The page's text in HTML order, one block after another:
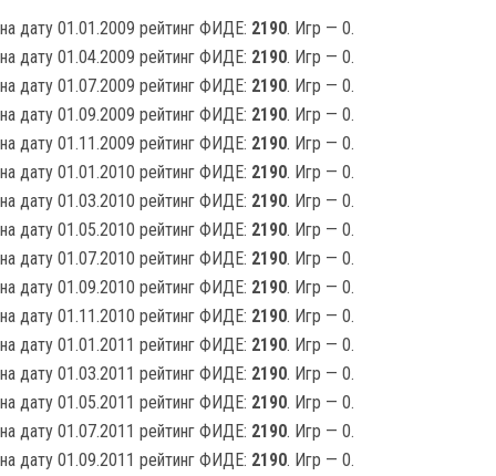
на дату 01.01.2009 рейтинг ФИДЕ: 2190. Игр — 0.
на дату 01.04.2009 рейтинг ФИДЕ: 2190. Игр — 0.
на дату 01.07.2009 рейтинг ФИДЕ: 2190. Игр — 0.
на дату 01.09.2009 рейтинг ФИДЕ: 2190. Игр — 0.
на дату 01.11.2009 рейтинг ФИДЕ: 2190. Игр — 0.
на дату 01.01.2010 рейтинг ФИДЕ: 2190. Игр — 0.
на дату 01.03.2010 рейтинг ФИДЕ: 2190. Игр — 0.
на дату 01.05.2010 рейтинг ФИДЕ: 2190. Игр — 0.
на дату 01.07.2010 рейтинг ФИДЕ: 2190. Игр — 0.
на дату 01.09.2010 рейтинг ФИДЕ: 2190. Игр — 0.
на дату 01.11.2010 рейтинг ФИДЕ: 2190. Игр — 0.
на дату 01.01.2011 рейтинг ФИДЕ: 2190. Игр — 0.
на дату 01.03.2011 рейтинг ФИДЕ: 2190. Игр — 0.
на дату 01.05.2011 рейтинг ФИДЕ: 2190. Игр — 0.
на дату 01.07.2011 рейтинг ФИДЕ: 2190. Игр — 0.
на дату 01.09.2011 рейтинг ФИДЕ: 2190. Игр — 0.